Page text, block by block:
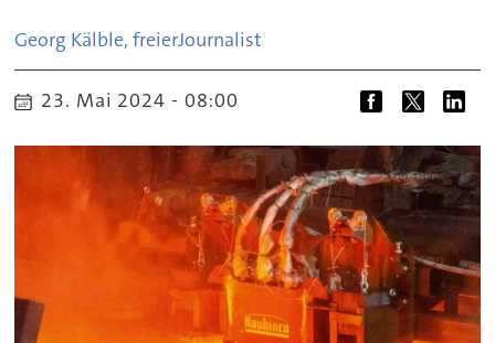
Georg Kälble, freierJournalist
23. Mai 2024 - 08:00